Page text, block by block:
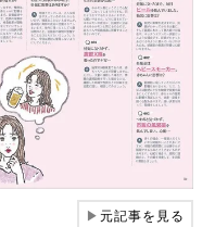
▶元記事を見る